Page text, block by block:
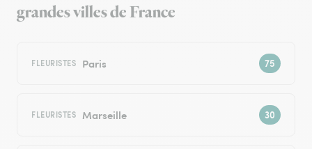
grandes villes de France
FLEURISTES Paris
FLEURISTES Marseille